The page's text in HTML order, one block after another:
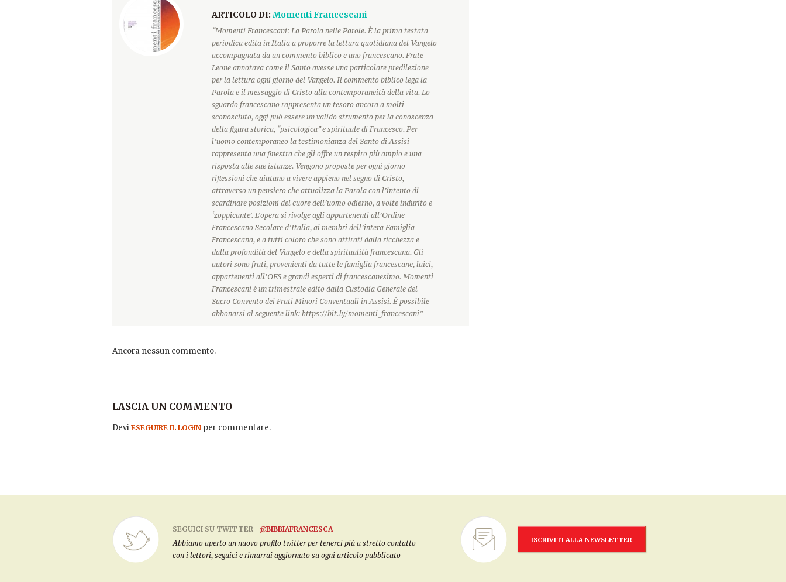
ARTICOLO DI: Momenti Francescani
“Momenti Francescani: La Parola nelle Parole. È la prima testata
periodica edita in Italia a proporre la lettura quotidiana del Vangelo
accompagnata da un commento biblico e uno francescano. Frate
Leone annotava come il Santo avesse una particolare predilezione
per la lettura ogni giorno del Vangelo. Il commento biblico lega la
Parola e il messaggio di Cristo alla contemporaneità della vita. Lo
sguardo francescano rappresenta un tesoro ancora a molti
sconosciuto, oggi può essere un valido strumento per la conoscenza
della figura storica, “psicologica” e spirituale di Francesco. Per
l’uomo contemporaneo la testimonianza del Santo di Assisi
rappresenta una finestra che gli offre un respiro più ampio e una
risposta alle sue istanze. Vengono proposte per ogni giorno
riflessioni che aiutano a vivere appieno nel segno di Cristo,
attraverso un pensiero che attualizza la Parola con l’intento di
scardinare posizioni del cuore dell’uomo odierno, a volte indurito e
‘zoppicante’. L’opera si rivolge agli appartenenti all’Ordine
Francescano Secolare d’Italia, ai membri dell’intera Famiglia
Francescana, e a tutti coloro che sono attirati dalla ricchezza e
dalla profondità del Vangelo e della spiritualità francescana. Gli
autori sono frati, provenienti da tutte le famiglia francescane, laici,
appartenenti all’OFS e grandi esperti di francescanesimo. Momenti
Francescani è un trimestrale edito dalla Custodia Generale del
Sacro Convento dei Frati Minori Conventuali in Assisi. È possibile
abbonarsi al seguente link: https://bit.ly/momenti_francescani”
Ancora nessun commento.
LASCIA UN COMMENTO
Devi ESEGUIRE IL LOGIN per commentare.
SEGUICI SU TWITTER
@BIBBIAFRANCESCA
Abbiamo aperto un nuovo profilo twitter per tenerci più a stretto contatto
con i lettori, seguici e rimarrai aggiornato su ogni articolo pubblicato
ISCRIVITI ALLA NEWSLETTER